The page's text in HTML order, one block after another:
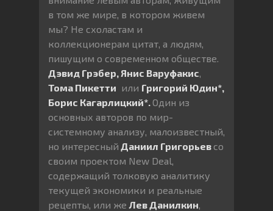
в том же мире, в котором живем
мы? Не схоластам и
коллекционерам цитат, а людям,
пишущим о современном обществе.
Дэвид Грэбер, Янис Варуфакис
Тома Пикетти или Григорий Юдин*,
Борис Кагарлицкий*. Один из
основных авторов по мир-
системному анализу, малоизвестный,
но интересный Даниил Григорьев со
своим проектом New Deal,
содержащий толковую аналитику
текущей экономики и реальные
рецепты, или же Лев Данилкин